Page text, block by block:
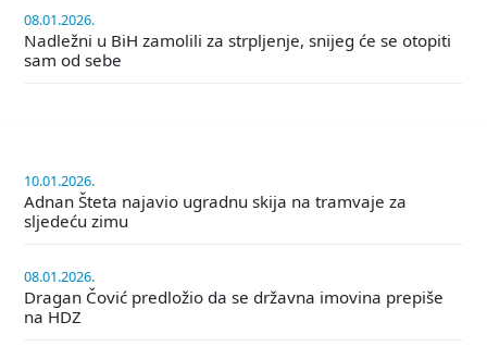
08.01.2026.
Nadležni u BiH zamolili za strpljenje, snijeg će se otopiti
sam od sebe
10.01.2026.
Adnan Šteta najavio ugradnu skija na tramvaje za
sljedeću zimu
08.01.2026.
Dragan Čović predložio da se državna imovina prepiše
na HDZ